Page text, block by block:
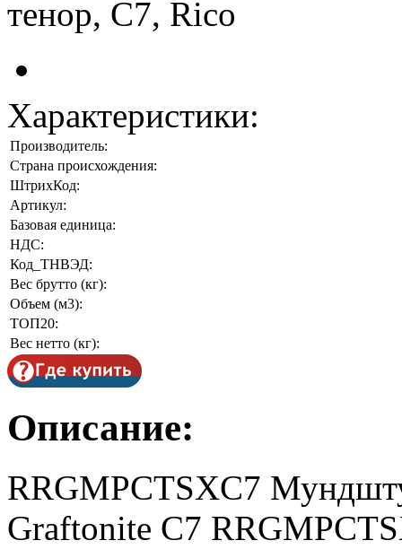
Характеристики:
Производитель:
Страна происхождения:
ШтрихКод:
Артикул:
Базовая единица:
НДС:
Код_ТНВЭД:
Вес брутто (кг):
Объем (м3):
ТОП20:
Вес нетто (кг):
Описание:
RRGMPCTSXC7
Graftonite C7